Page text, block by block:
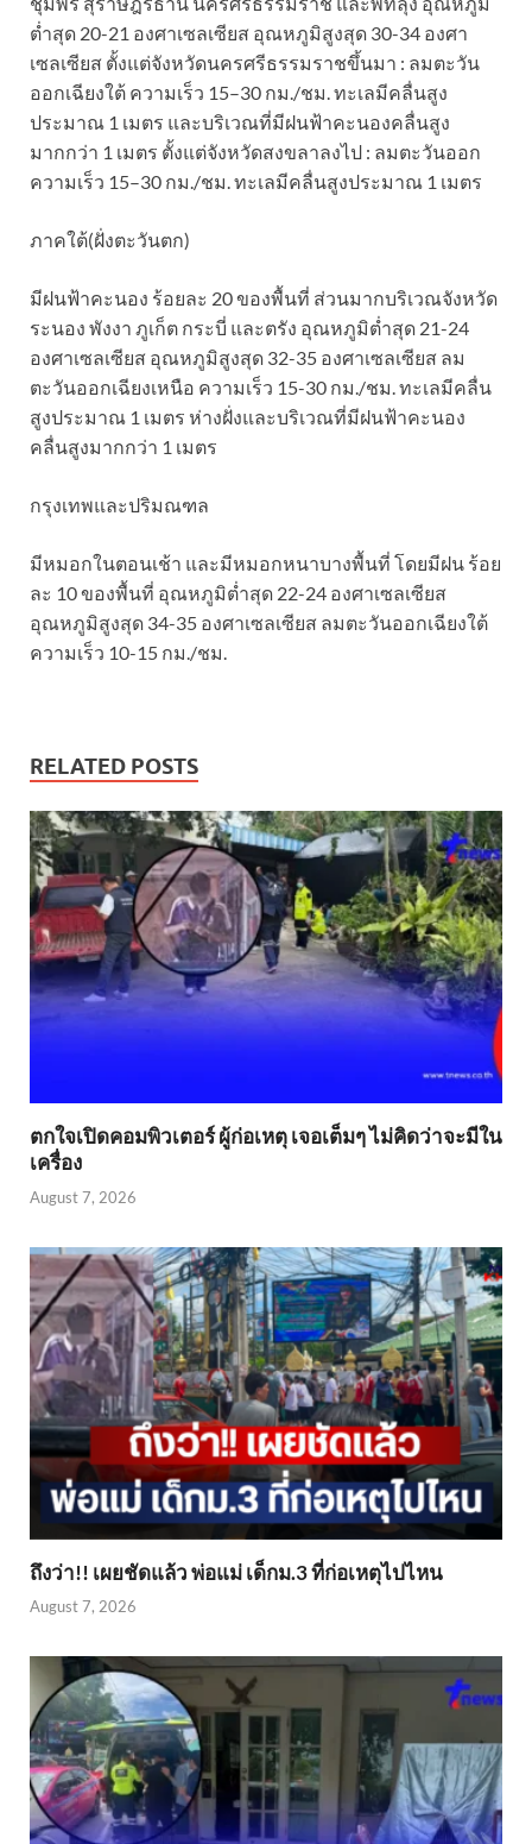
ต่ำสุด 20-21 องศาเซลเซียส อุณหภูมิสูงสุด 30-34 องศา
เซลเซียส ตั้งแต่จังหวัดนครศรีธรรมราชขึ้นมา : ลมตะวัน
ออกเฉียงใต้ ความเร็ว 15–30 กม./ชม. ทะเลมีคลื่นสูง
ประมาณ 1 เมตร และบริเวณที่มีฝนฟ้าคะนองคลื่นสูง
มากกว่า 1 เมตร ตั้งแต่จังหวัดสงขลาลงไป : ลมตะวันออก
ความเร็ว 15–30 กม./ชม. ทะเลมีคลื่นสูงประมาณ 1 เมตร
ภาคใต้(ฝั่งตะวันตก)
มีฝนฟ้าคะนอง ร้อยละ 20 ของพื้นที่ ส่วนมากบริเวณจังหวัด
ระนอง พังงา ภูเก็ต กระบี่ และตรัง อุณหภูมิต่ำสุด 21-24
องศาเซลเซียส อุณหภูมิสูงสุด 32-35 องศาเซลเซียส ลม
ตะวันออกเฉียงเหนือ ความเร็ว 15-30 กม./ชม. ทะเลมีคลื่น
สูงประมาณ 1 เมตร ห่างฝั่งและบริเวณที่มีฝนฟ้าคะนอง
คลื่นสูงมากกว่า 1 เมตร
กรุงเทพและปริมณฑล
มีหมอกในตอนเช้า และมีหมอกหนาบางพื้นที่ โดยมีฝน ร้อย
ละ 10 ของพื้นที่ อุณหภูมิต่ำสุด 22-24 องศาเซลเซียส
อุณหภูมิสูงสุด 34-35 องศาเซลเซียส ลมตะวันออกเฉียงใต้
ความเร็ว 10-15 กม./ชม.
RELATED POSTS
ตกใจเปิดคอมพิวเตอร์ ผู้ก่อเหตุ เจอเต็มๆ ไม่คิดว่าจะมีใน
เครื่อง
August 7, 2026
ถึงว่า!! เผยชัดแล้ว พ่อแม่ เด็กม.3 ที่ก่อเหตุไปไหน
August 7, 2026